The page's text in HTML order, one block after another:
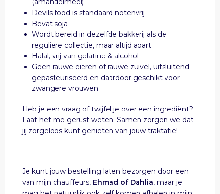
(amandelmeel)
Devils food is standaard notenvrij
Bevat soja
Wordt bereid in dezelfde bakkerij als de
reguliere collectie, maar altijd apart
Halal, vrij van gelatine & alcohol
Geen rauwe eieren of rauwe zuivel, uitsluitend
gepasteuriseerd en daardoor geschikt voor
zwangere vrouwen
Heb je een vraag of twijfel je over een ingrediënt?
Laat het me gerust weten. Samen zorgen we dat
jij zorgeloos kunt genieten van jouw traktatie!
Je kunt jouw bestelling laten bezorgen door een
van mijn chauffeurs, Ehmad of Dahlia, maar je